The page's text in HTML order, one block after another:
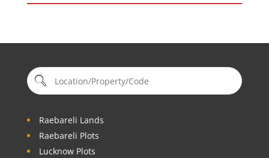
Raebareli Lands
Raebareli Plots
Lucknow Plots